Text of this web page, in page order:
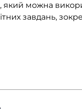
який можна
завдань,